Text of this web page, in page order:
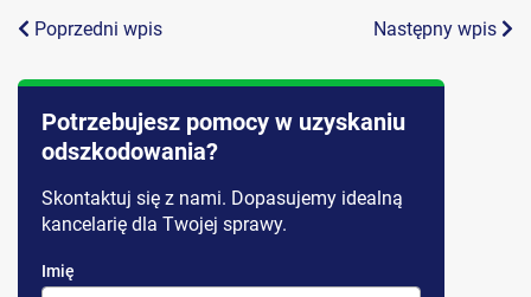
Poprzedni wpis Następny wpis
Potrzebujesz pomocy w uzyskaniu
odszkodowania?
Skontaktuj się z nami. Dopasujemy idealną
kancelarię dla Twojej sprawy.
Imię